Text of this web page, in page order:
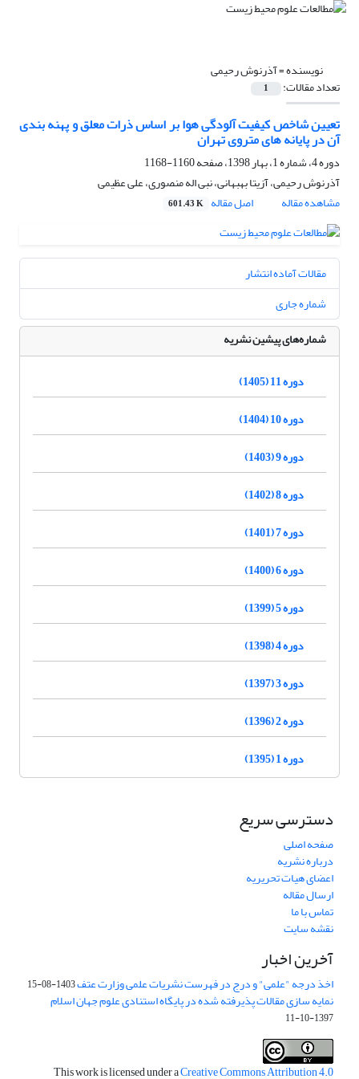
نویسنده =آذرنوش رحیمی
تعداد مقالات: 1
تعیین شاخص کیفیت آلودگی هوا بر اساس ذرات معلق و پهنه بندی
آن در پایانه های متروی تهران
دوره 4، شماره 1، بهار 1398، صفحه
1160-1168
آذرنوش رحیمی، آزیتا بهبهانی، نبی اله منصوری، علی عظیمی
مشاهده مقاله
اصل مقاله 601.43 K
مقالات آماده انتشار
شماره جاری
شماره‌های پیشین نشریه
دوره 11 (1405)
دوره 10 (1404)
دوره 9 (1403)
دوره 8 (1402)
دوره 7 (1401)
دوره 6 (1400)
دوره 5 (1399)
دوره 4 (1398)
دوره 3 (1397)
دوره 2 (1396)
دوره 1 (1395)
دسترسی سریع
صفحه اصلی
درباره نشریه
اعضای هیات تحریریه
ارسال مقاله
تماس با ما
نقشه سایت
آخرین اخبار
اخذ درجه "علمی" و درج در فهرست نشریات علمی وزارت عتف1403-08-15
نمایه سازی مقالات پذیرفته شده در پایگاه استنادی علوم جهان اسلام
1397-10-11
This work is licensed under aCreative Commons Attribution 4.0